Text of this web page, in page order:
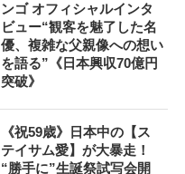
ンゴ オフィシャルインタ
ビュー“観客を魅了した名
優、複雑な父親像への想い
を語る”《日本興収70億円
突破》
《祝59歳》日本中の【ス
テイサム愛】が大暴走！
“勝手に”生誕祭試写会開